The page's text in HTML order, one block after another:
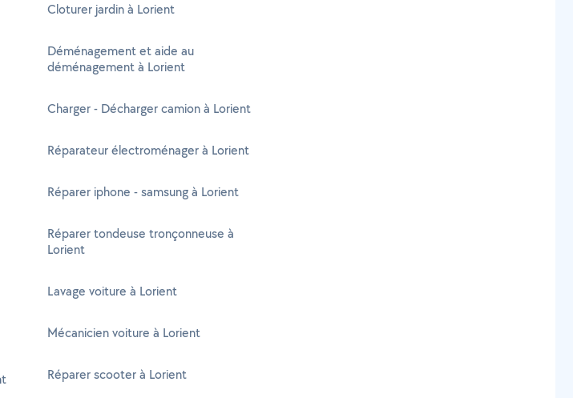
Cloturer jardin à Lorient
Déménagement et aide au
déménagement à Lorient
Charger - Décharger camion à Lorient
Réparateur électroménager à Lorient
Réparer iphone - samsung à Lorient
Réparer tondeuse tronçonneuse à
Lorient
Lavage voiture à Lorient
Mécanicien voiture à Lorient
Réparer scooter à Lorient